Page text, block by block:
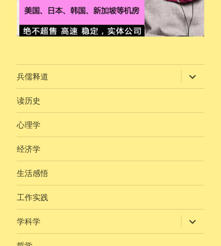
兵儒释道 展
开
子
读历史
心理学
经济学
生活感悟
工作实践
学科学 展
开
子